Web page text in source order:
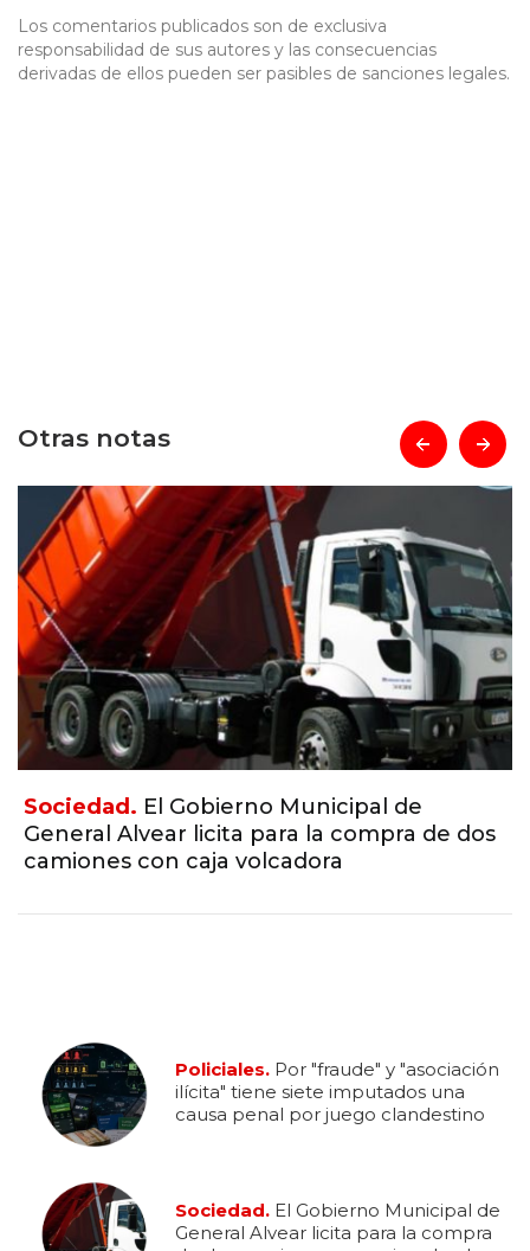
Los comentarios publicados son de exclusiva
responsabilidad de sus autores y las consecuencias
derivadas de ellos pueden ser pasibles de sanciones legales.
Otras notas
Sociedad. El Gobierno Municipal de
General Alvear licita para la compra de dos
camiones con caja volcadora
prev next
Policiales. Por "fraude" y "asociación
ilícita" tiene siete imputados una
causa penal por juego clandestino
Sociedad. El Gobierno Municipal de
General Alvear licita para la compra